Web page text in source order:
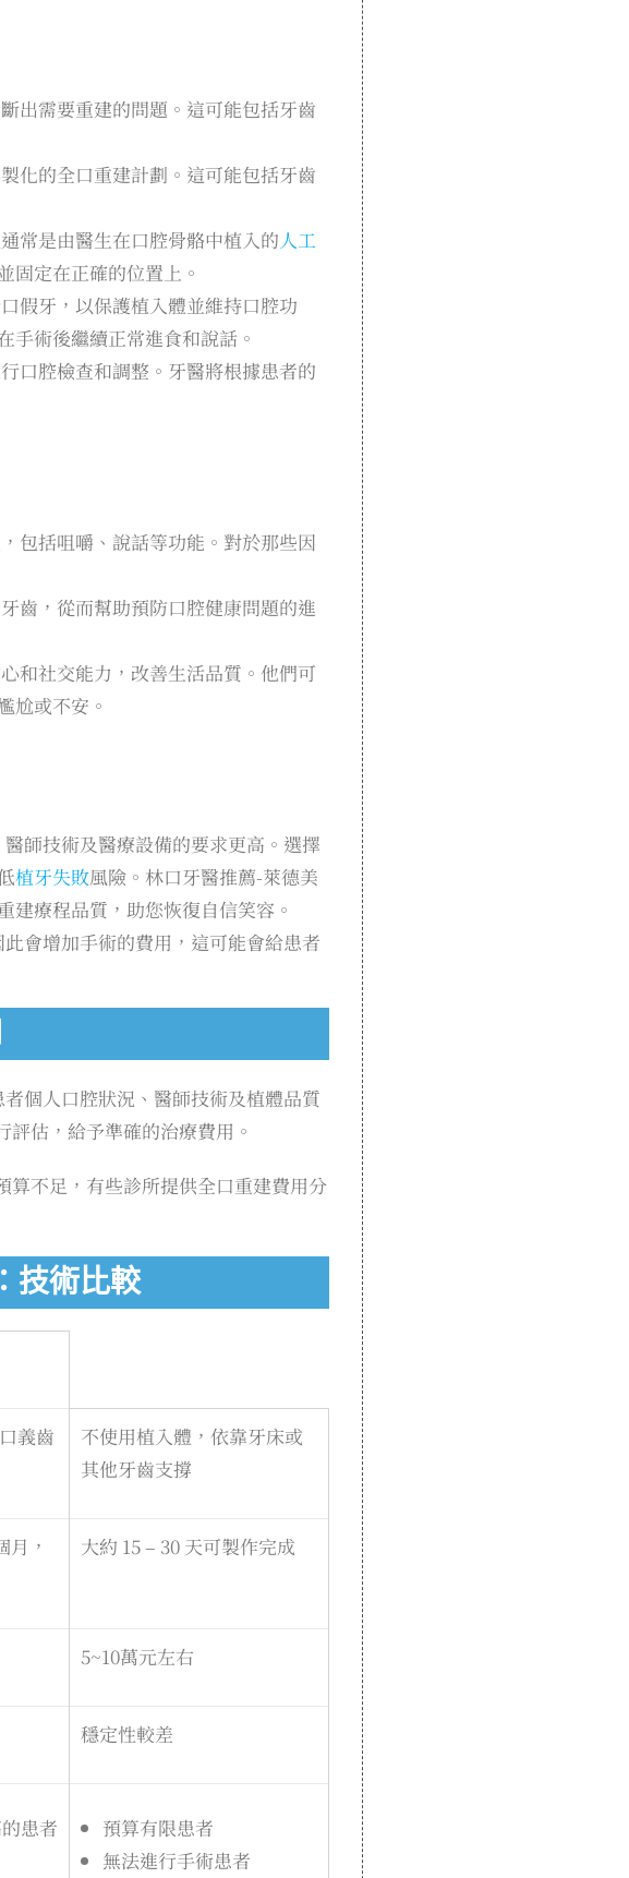
出需要重建的問題。這可能包括牙齒
化的全口重建計劃。這可能包括牙齒
常是由醫生在口腔骨骼中植入的人工
固定在正確的位置上。
假牙，以保護植入體並維持口腔功
手術後繼續正常進食和說話。
口腔檢查和調整。牙醫將根據患者的
包括咀嚼、說話等功能。對於那些因
齒，從而幫助預防口腔健康問題的進
和社交能力，改善生活品質。他們可
尬或不安。
醫師技術及醫療設備的要求更高。選擇
植牙失敗風險。林口牙醫推薦-萊德美
建療程品質，助您恢復自信笑容。
會增加手術的費用，這可能會給患者
者個人口腔狀況、醫師技術及植體品質
估，給予準確的治療費用。
算不足，有些診所提供全口重建費用分
技術比較
義齒
不使用植入體，依靠牙床或
其他牙齒支撐
，
大約 15 – 30 天可製作完成
5~10萬元左右
穩定性較差
患者
預算有限患者
無法進行手術患者